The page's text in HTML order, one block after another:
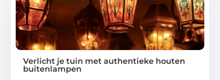
Verlicht je tuin met authentieke houten
buitenlampen